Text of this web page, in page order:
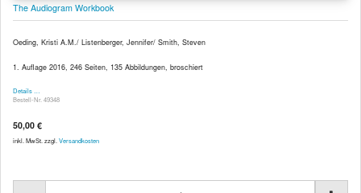
The Audiogram Workbook
Oeding, Kristi A.M./ Listenberger, Jennifer/ Smith, Steven
1. Auflage 2016, 246 Seiten, 135 Abbildungen, broschiert
Details …
Bestell-Nr. 49348
50,00 €
inkl. MwSt. zzgl. Versandkosten